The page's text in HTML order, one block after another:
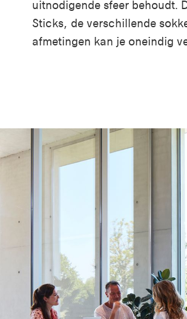
uitnodigende sfeer behoudt.
Sticks, de verschillende
afmetingen kan je oneindig